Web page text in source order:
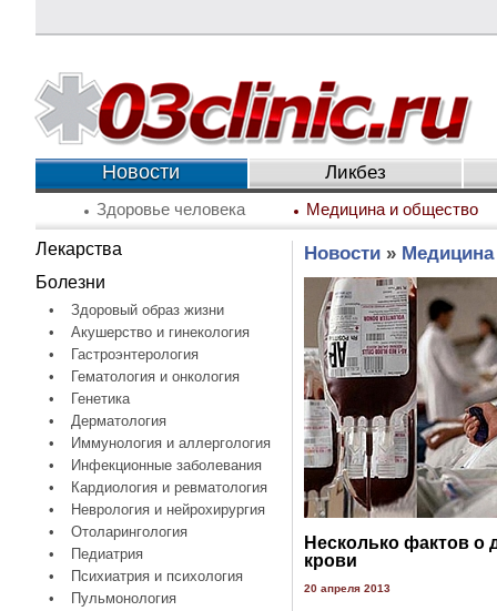
Новости Ликбез
Здоровье человека Медицина и общество
Лекарства
Болезни
•
Здоровый образ жизни
•
Акушерство и гинекология
•
Гастроэнтерология
•
Гематология и онкология
•
Генетика
•
Дерматология
•
Иммунология и аллергология
•
Инфекционные заболевания
•
Кардиология и ревматология
•
Неврология и нейрохирургия
•
Отоларингология
•
Педиатрия
•
Психиатрия и психология
•
Пульмонология
Новости»
Несколько фактов о
крови
20 апреля 2013